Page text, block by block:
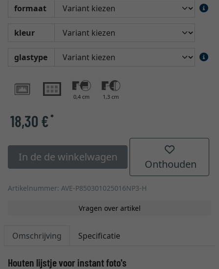
formaat
kleur
glastype
0,4 cm 1,3 cm
18,30 €*
In de de winkelwagen
Onthouden
Artikelnummer: AVE-P850301025016NP3-H
Vragen over artikel
Omschrijving Specificatie
Houten lijstje voor instant foto's